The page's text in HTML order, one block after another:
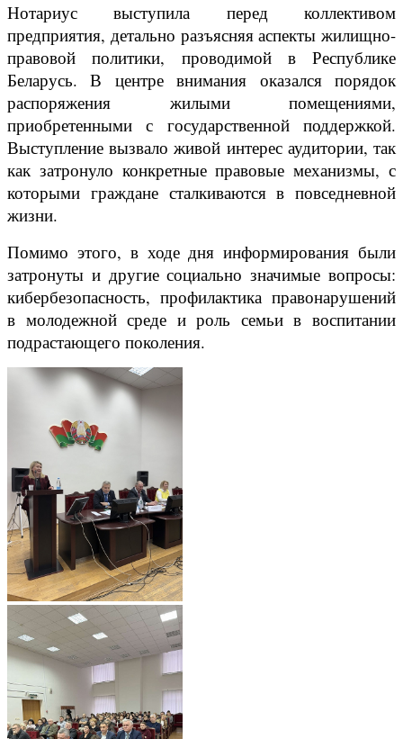
Нотариус выступила перед коллективом
предприятия, детально разъясняя аспекты жилищно-
правовой политики, проводимой в Республике
Беларусь. В центре внимания оказался порядок
распоряжения жилыми помещениями,
приобретенными с государственной поддержкой.
Выступление вызвало живой интерес аудитории, так
как затронуло конкретные правовые механизмы, с
которыми граждане сталкиваются в повседневной
жизни.
Помимо этого, в ходе дня информирования были
затронуты и другие социально значимые вопросы:
кибербезопасность, профилактика правонарушений
в молодежной среде и роль семьи в воспитании
подрастающего поколения.